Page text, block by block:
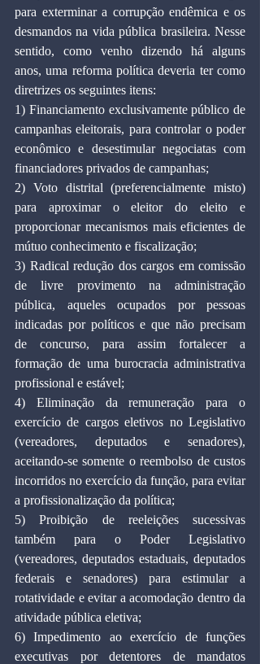
para exterminar a corrupção endêmica e os
desmandos na vida pública brasileira. Nesse
sentido, como venho dizendo há alguns
anos, uma reforma política deveria ter como
diretrizes os seguintes itens:
1) Financiamento exclusivamente público de
campanhas eleitorais, para controlar o poder
econômico e desestimular negociatas com
financiadores privados de campanhas;
2) Voto distrital (preferencialmente misto)
para aproximar o eleitor do eleito e
proporcionar mecanismos mais eficientes de
mútuo conhecimento e fiscalização;
3) Radical redução dos cargos em comissão
de livre provimento na administração
pública, aqueles ocupados por pessoas
indicadas por políticos e que não precisam
de concurso, para assim fortalecer a
formação de uma burocracia administrativa
profissional e estável;
4) Eliminação da remuneração para o
exercício de cargos eletivos no Legislativo
(vereadores, deputados e senadores),
aceitando-se somente o reembolso de custos
incorridos no exercício da função, para evitar
a profissionalização da política;
5) Proibição de reeleições sucessivas
também para o Poder Legislativo
(vereadores, deputados estaduais, deputados
federais e senadores) para estimular a
rotatividade e evitar a acomodação dentro da
atividade pública eletiva;
6) Impedimento ao exercício de funções
executivas por detentores de mandatos